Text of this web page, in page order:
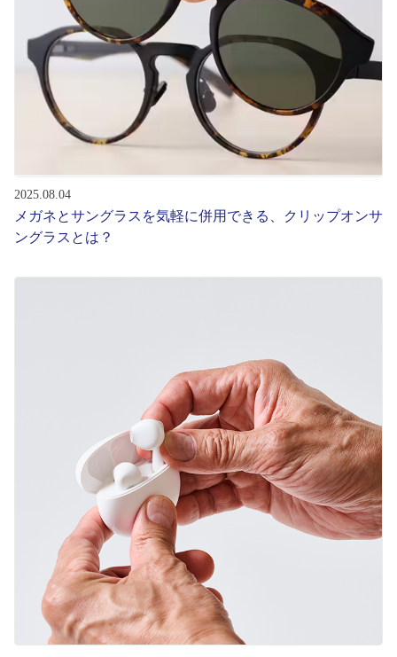
会社概要
パリミキについて
お問い合わせ
English
2025.08.04
メガネとサングラスを気軽に併用できる、クリップオンサ
ングラスとは？